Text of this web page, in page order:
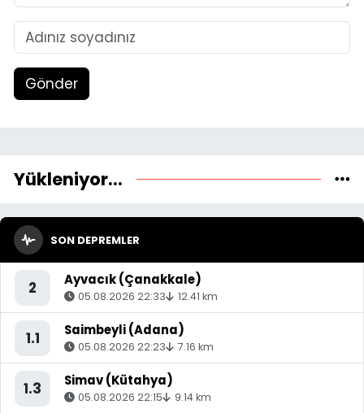
Gönder
Yükleniyor...
SON DEPREMLER
2 Ayvacık (Çanakkale)
05.08.2026 22:33 12.41 km
1.1 Saimbeyli (Adana)
05.08.2026 22:23 7.16 km
1.3 Simav (Kütahya)
05.08.2026 22:15 9.14 km